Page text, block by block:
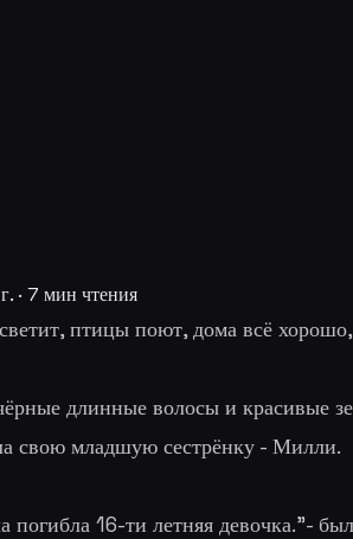
· 7 мин чтения
птицы поют, дома всё
длинные волосы и красивые
свою младшую сестрёнку - Милли.
16-ти летняя девочка."-